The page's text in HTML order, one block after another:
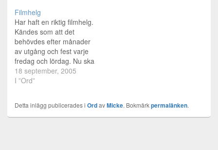
AAAAAAAAAAAAAAAAAA
AAAAAAAA!!!!!!!!!!! Jag
klarade ASP-omtentan
precis. 50% hade jag och
det var gränsen…
Filmhelg
Har haft en riktig filmhelg.
Kändes som att det
behövdes efter månader
av utgång och fest varje
fredag och lördag. Nu ska
jag säga mitt bra eller
anus om de filmer jag
som vill sitta och
analysera filmer med…
18 september, 2005
I ”Ord”
Detta inlägg publicerades i OrdavMicke. Bokmärkpermalänken.